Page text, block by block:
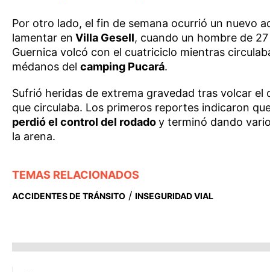
Por otro lado, el fin de semana ocurrió un nuevo
lamentar en Villa Gesell, cuando un hombre de
Guernica volcó con el cuatriciclo mientras
médanos del camping Pucará.
Sufrió heridas de extrema gravedad tras volcar el
que circulaba. Los primeros reportes indicaron
perdió el control del rodadoy terminó dando
la arena.
TEMAS RELACIONADOS
ACCIDENTES DE TRÁNSITO / INSEGURIDAD VIAL